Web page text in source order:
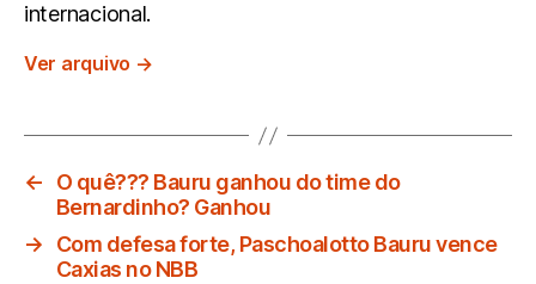
internacional.
Ver arquivo →
←
O quê??? Bauru ganhou do time do
Bernardinho? Ganhou
→
Com defesa forte, Paschoalotto Bauru vence
Caxias no NBB